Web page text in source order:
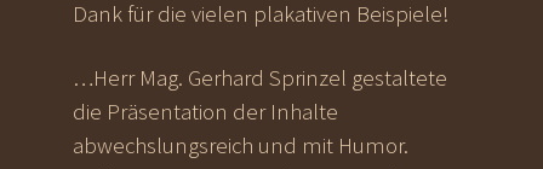
Dank für die vielen plakativen Beispiele!
…Herr Mag. Gerhard Sprinzel gestaltete
die Präsentation der Inhalte
abwechslungsreich und mit Humor.